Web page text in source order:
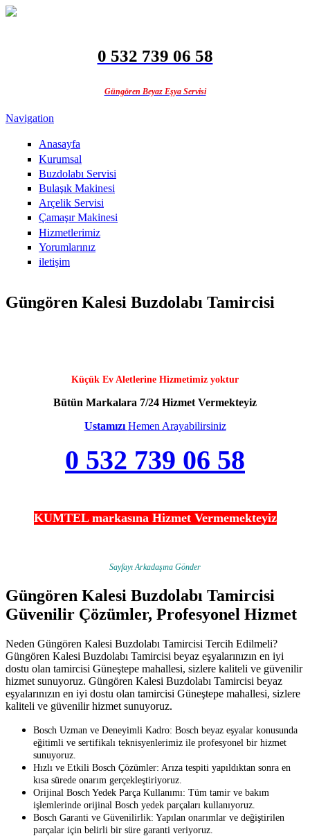
Ana içeriğe atla
0 532 739 06 58
Güngören Beyaz Eşya Servisi
Navigation
Anasayfa
Kurumsal
Buzdolabı Servisi
Bulaşık Makinesi
Arçelik Servisi
Çamaşır Makinesi
Hizmetlerimiz
Yorumlarınız
iletişim
Güngören Kalesi Buzdolabı Tamircisi
Küçük Ev Aletlerine Hizmetimiz yoktur
Bütün Markalara 7/24 Hizmet Vermekteyiz
Ustamızı Hemen Arayabilirsiniz
0 532 739 06 58
KUMTEL markasına Hizmet Vermemekteyiz
Sayfayı Arkadaşına Gönder
Güngören Kalesi Buzdolabı Tamircisi
Güvenilir Çözümler, Profesyonel Hizmet
Neden Güngören Kalesi Buzdolabı Tamircisi Tercih Edilmeli?
Güngören Kalesi Buzdolabı Tamircisi beyaz eşyalarınızın en iyi
dostu olan tamircisi Güneştepe mahallesi, sizlere kaliteli ve güvenilir
hizmet sunuyoruz. Güngören Kalesi Buzdolabı Tamircisi beyaz
eşyalarınızın en iyi dostu olan tamircisi Güneştepe mahallesi, sizlere
kaliteli ve güvenilir hizmet sunuyoruz.
Bosch Uzman ve Deneyimli Kadro: Bosch beyaz eşyalar konusunda
eğitimli ve sertifikalı teknisyenlerimiz ile profesyonel bir hizmet
sunuyoruz.
Hızlı ve Etkili Bosch Çözümler: Arıza tespiti yapıldıktan sonra en
kısa sürede onarım gerçekleştiriyoruz.
Orijinal Bosch Yedek Parça Kullanımı: Tüm tamir ve bakım
işlemlerinde orijinal Bosch yedek parçaları kullanıyoruz.
Bosch Garanti ve Güvenilirlik: Yapılan onarımlar ve değiştirilen
parçalar için belirli bir süre garanti veriyoruz.